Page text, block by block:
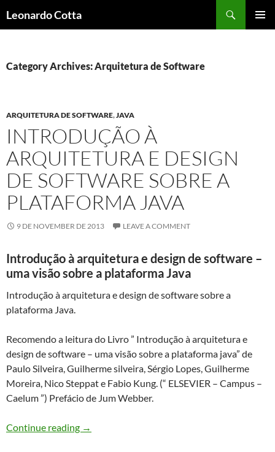
toLeonardo Cotta
Category Archives: Arquitetura de Software
ARQUITETURA DE SOFTWARE,JAVA
INTRODUÇÃO À
ARQUITETURA E DESIGN
DE SOFTWARE SOBRE A
PLATAFORMA JAVA
9 DE NOVEMBER DE 2013 LEAVE A COMMENT
Introdução à arquitetura e design de software –
uma visão sobre a plataforma Java
Introdução à arquitetura e design de software sobre a
plataforma Java.
Recomendo a leitura do Livro ” Introdução à arquitetura e
design de software – uma visão sobre a plataforma java” de
Paulo Silveira, Guilherme silveira, Sérgio Lopes, Guilherme
Moreira, Nico Steppat e Fabio Kung. (“ ELSEVIER – Campus –
Caelum ”) Prefácio de Jum Webber.
Continue reading Introdução à arquitetura e design de
→